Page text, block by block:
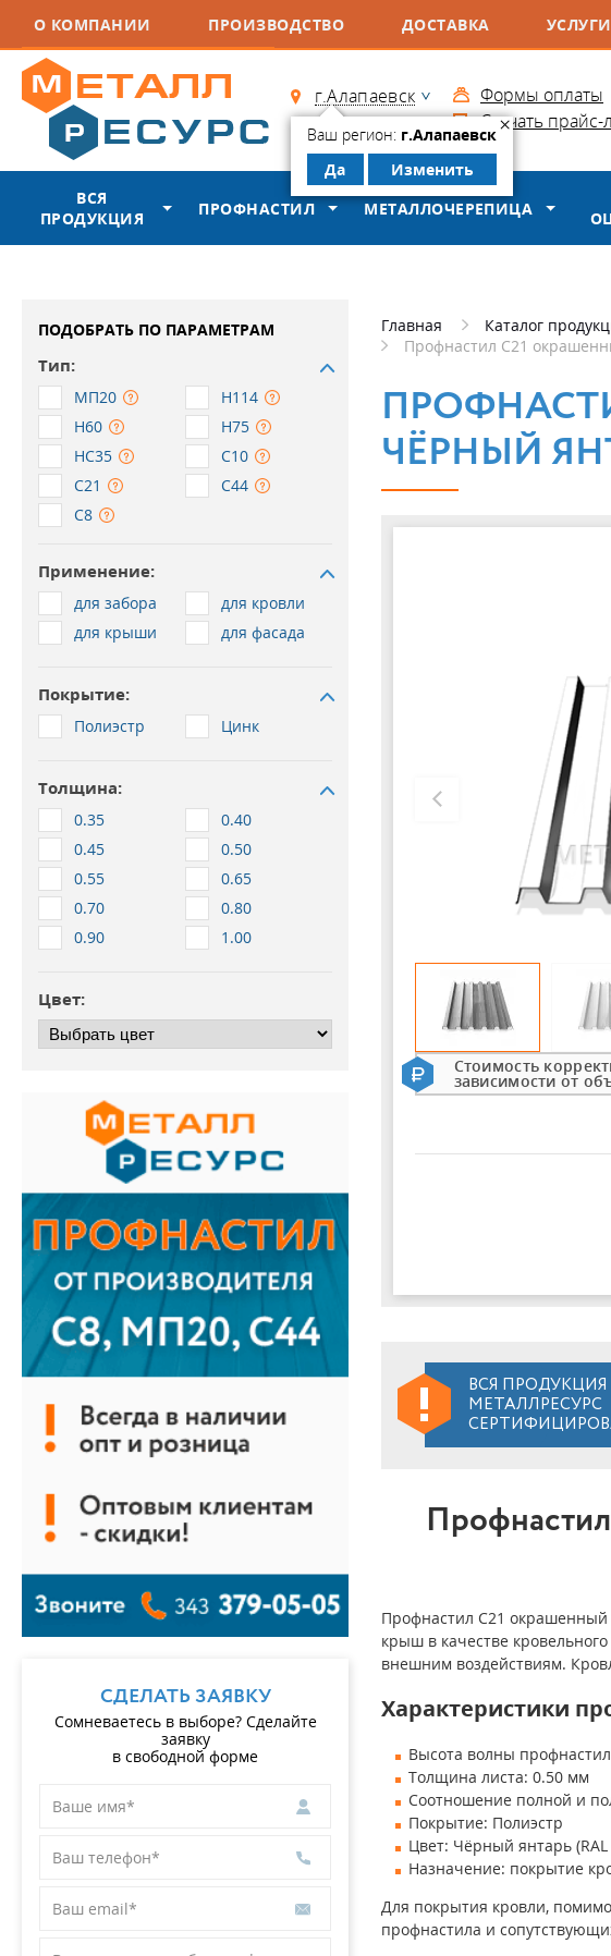
О КОМПАНИИ ПРОИЗВОДСТВО ДОСТАВКА УСЛУГИ
г.Алапаевск
×
Ваш регион: г.Алапаевск
Да
Изменить
Контакты
Формы оплаты
Скачать прайс-
ВСЯ
ПРОДУКЦИЯ
ПРОФНАСТИЛ МЕТАЛЛОЧЕРЕПИЦА
ПОДОБРАТЬ ПО ПАРАМЕТРАМ
Тип:
МП20
Н114
Н60
Н75
НС35
С10
С21
С44
С8
Применение:
для забора
для кровли
для крыши
для фасада
Покрытие:
Полиэстр Цинк
Толщина:
0.35
0.40
0.45
0.50
0.55
0.65
0.70
0.80
0.90
1.00
Цвет:
СДЕЛАТЬ ЗАЯВКУ
Сомневаетесь в выборе? Сделайте
заявку
в свободной форме
Главная Каталог
Профнастил С21
ЧЁРНЫЙ
Стоимость
зависимости от
ВСЯ ПРОДУКЦИЯ
МЕТАЛЛРЕСУРС
Профнастил С21 окрашенный
крыш в качестве
внешним воздействиям.
Характеристики
Высота волны
Толщина листа: 0.50 мм
Соотношение полной и
Покрытие: Полиэстр
Цвет: Чёрный янтарь (RAL
Назначение: покрытие
Для покрытия кровли,
профнастила и